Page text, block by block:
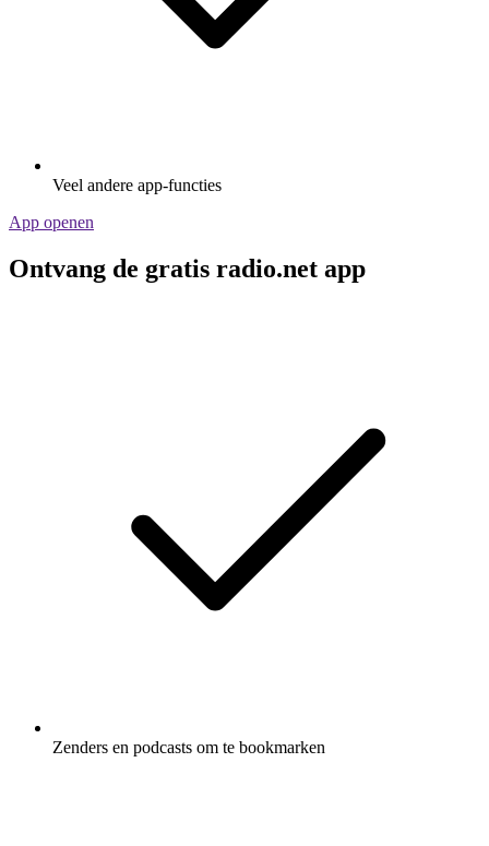
Veel andere app-functies
App openen
Ontvang de gratis radio.net app
Zenders en podcasts om te bookmarken